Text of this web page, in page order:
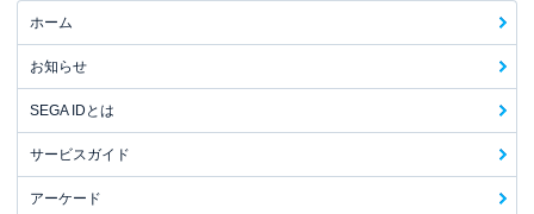
ホーム
お知らせ
SEGA IDとは
サービスガイド
アーケード